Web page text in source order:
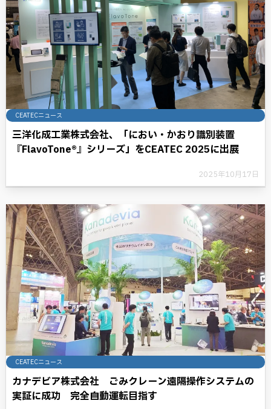
CEATECニュース
三洋化成工業株式会社、「におい・かおり識別装置
『FlavoTone®』シリーズ」をCEATEC 2025に出展
2025年10月17日
CEATECニュース
カナデビア株式会社 ごみクレーン遠隔操作システムの
実証に成功 完全自動運転目指す